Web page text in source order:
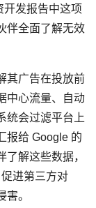
开发报告中这项
伴全面了解无效
其广告在投放前
中心流量、自动
统会过滤平台上
报给 Google 的
解这些数据，
进第三方对
。